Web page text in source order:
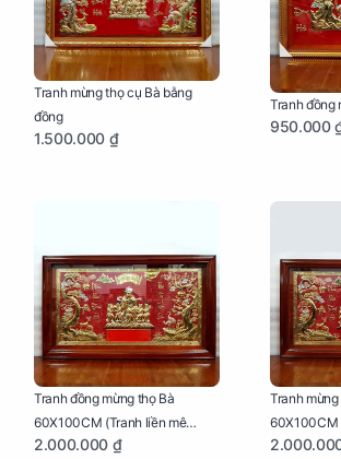
Tranh mừng thọ cụ Bà bằng
đồng
1.500.000 ₫
Tranh đồng
950.000
Tranh đồng mừng thọ Bà
60X100CM (Tranh liền mê
khung gỗ)
2.000.000 ₫
Tranh
60X100CM
- Khung gỗ)